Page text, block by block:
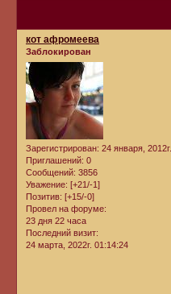
кот афромеева
Заблокирован
Зарегистрирован: 24 января, 2012г.
Приглашений: 0
Сообщений: 3856
Уважение: [+21/-1]
Позитив: [+15/-0]
Провел на форуме:
23 дня 22 часа
Последний визит:
24 марта, 2022г. 01:14:24